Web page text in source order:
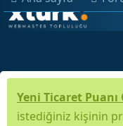
Yeni Ticaret
istediğiniz kişinin